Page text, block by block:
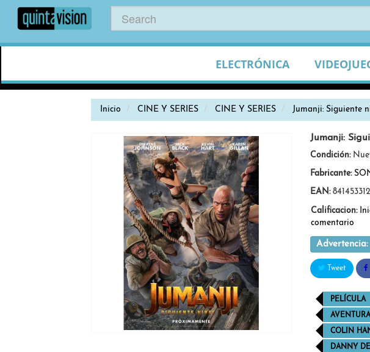
ELECTRÓNICA
Inicio CINE Y SERIES CINE Y SERIES Jumanji: Siguiente
Jumanji:
Condición:
Fabricante:
EAN:
Calificacion:
comentario
Advertencia:
Tweet
PELÍCULA
COLIN
DANNY